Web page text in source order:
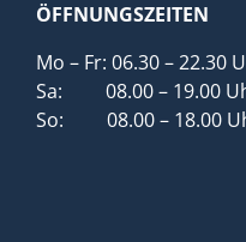
ÖFFNUNGSZEITEN
Mo – Fr: 06.30 – 22.30
Sa: 08.00 – 19.00
So: 08.00 – 18.00